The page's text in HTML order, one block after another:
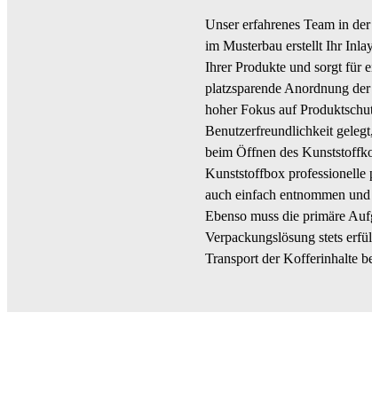
Unser erfahrenes Team in
im Musterbau erstellt Ihr
Ihrer Produkte und sorgt für
platzsparende Anordnung
hoher Fokus auf
Benutzerfreundlichkeit
beim Öffnen des
Kunststoffbox professionelle
auch einfach entnommen
Ebenso muss die primäre
Verpackungslösung stets
Transport der Kofferinhalte